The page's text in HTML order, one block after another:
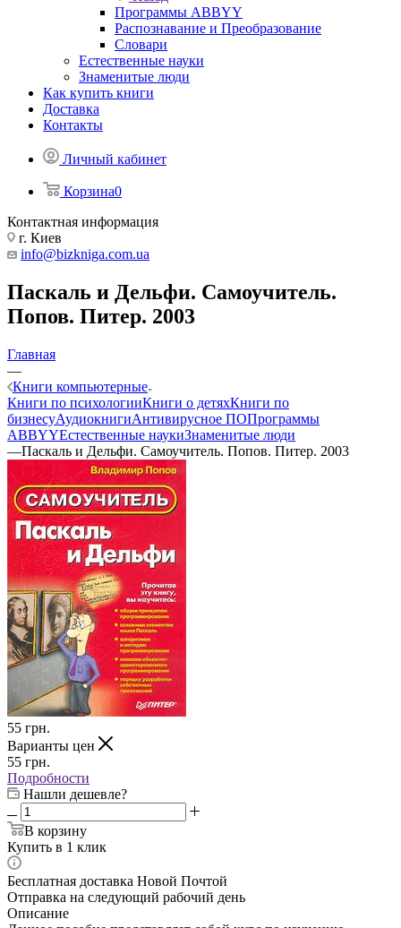
Программы ABBYY
Распознавание и Преобразование
Словари
Естественные науки
Знаменитые люди
Как купить книги
Доставка
Контакты
Личный кабинет
Корзина0
Контактная информация
г. Киев
info@bizkniga.com.ua
Паскаль и Дельфи. Самоучитель.
Попов. Питер. 2003
Главная
—
Книги компьютерные
Книги по психологииКниги о детяхКниги по
бизнесуАудиокнигиАнтивирусное ПОПрограммы
ABBYYЕстественные наукиЗнаменитые люди
—Паскаль и Дельфи. Самоучитель. Попов. Питер. 2003
55 грн.
Варианты цен
55 грн.
Подробности
Нашли дешевле?
В корзину
Купить в 1 клик
Бесплатная доставка Новой Почтой
Отправка на следующий рабочий день
Описание